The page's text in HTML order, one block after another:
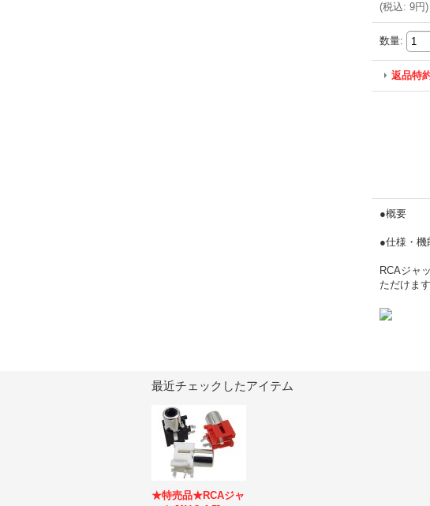
(税込: 9円)
数量:
返品特
●概要
●仕様・機
RCAジャ
ただけま
最近チェックしたアイテム
★特売品★RCAジャ